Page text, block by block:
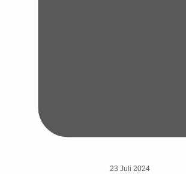
23 Juli 2024